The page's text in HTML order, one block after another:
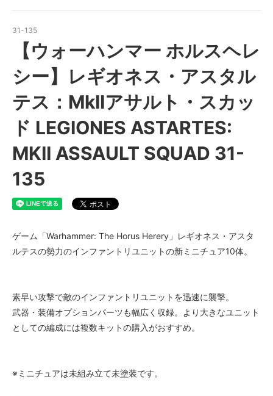
31-135
【ウォーハンマー ホルスヘレ
シー】レギオネス・アスタル
テス：MkIIアサルト・スカッ
ド LEGIONES ASTARTES:
MKII ASSAULT SQUAD 31-
135
ゲーム「Warhammer: The Horus Herery」レギオネス・アスタ
ルテスの勢力のインファントリユニットの新ミニチュア10体。
素早い攻撃で敵のインファントリユニットを迅速に襲撃。
武器・装備オプションパーツも幅広く収録。より大きなユニット
としての編成には複数キットの購入がおすすめ。
※ミニチュアは未組み立て未塗装です。